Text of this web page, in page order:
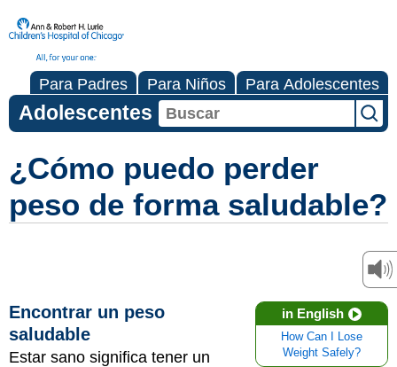
Para Padres Para Niños Para Adolescentes
Adolescentes
¿Cómo puedo perder
peso de forma saludable?
in English
How Can I Lose
Weight Safely?
Encontrar un peso
saludable
Estar sano significa tener un